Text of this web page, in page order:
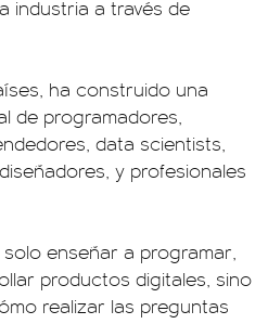
industria a través de
ha construido una
de programadores,
data scientists,
y profesionales
enseñar a programar,
productos digitales, sino
realizar las preguntas